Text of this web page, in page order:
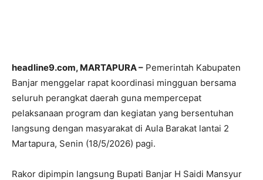
headline9.com, MARTAPURA – Pemerintah Kabupaten
Banjar menggelar rapat koordinasi mingguan bersama
seluruh perangkat daerah guna mempercepat
pelaksanaan program dan kegiatan yang bersentuhan
langsung dengan masyarakat di Aula Barakat lantai 2
Martapura, Senin (18/5/2026) pagi.
Rakor dipimpin langsung Bupati Banjar H Saidi Mansyur